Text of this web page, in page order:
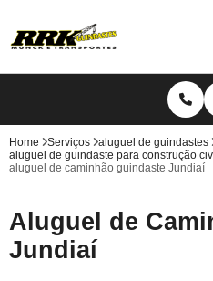
Home Serviços
aluguel de guindastes
aluguel de guindaste para construção
aluguel de caminhão guindaste Jundiaí
Aluguel de
Jundiaí